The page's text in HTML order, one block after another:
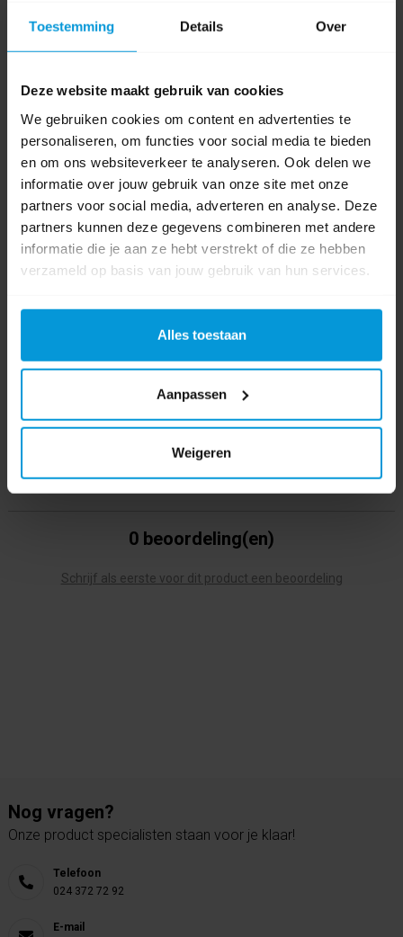
Toestemming Details Over
Deze website maakt gebruik van cookies
We gebruiken cookies om content en advertenties te
personaliseren, om functies voor social media te bieden
en om ons websiteverkeer te analyseren. Ook delen we
informatie over jouw gebruik van onze site met onze
partners voor social media, adverteren en analyse. Deze
partners kunnen deze gegevens combineren met andere
informatie die je aan ze hebt verstrekt of die ze hebben
verzameld op basis van jouw gebruik van hun services.
Alles toestaan
Aanpassen
Weigeren
Gewicht
Product labels
binnenreiniging (1), srkoh (1), stingray (1), 450 os (1)
Video's
0 beoordeling(en)
Schrijf als eerste voor dit product een beoordeling
Nog vragen?
Onze product specialisten staan voor je klaar!
Telefoon
024 372 72 92
E-mail